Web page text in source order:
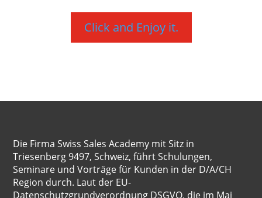
Click and Enjoy it.
Die Firma Swiss Sales Academy mit Sitz in
Triesenberg 9497, Schweiz, führt Schulungen,
Seminare und Vorträge für Kunden in der D/A/CH
Region durch. Laut der EU-
Datenschutzgrundverordnung DSGVO, die im Mai